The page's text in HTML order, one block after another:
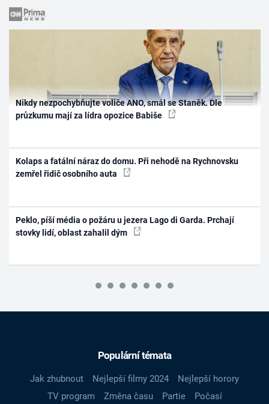
Nikdy nezpochybňujte voliče ANO, smál se Staněk. Dle
průzkumu mají za lídra opozice Babiše
Kolaps a fatální náraz do domu. Při nehodě na Rychnovsku
zemřel řidič osobního auta
Peklo, píší média o požáru u jezera Lago di Garda. Prchají
stovky lidí, oblast zahalil dým
Populární témata
Jak zhubnout Nejlepší filmy 2024
Nejlepší horory
TV program
Změna času Partie
Počasí